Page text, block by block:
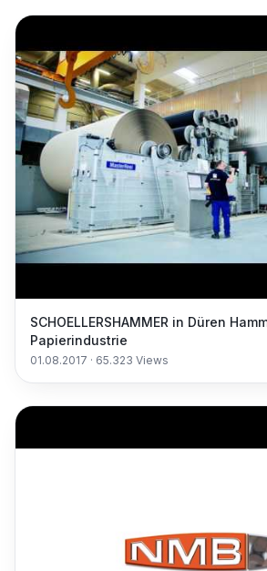
SCHOELLERSHAMMER in Düren
Papierindustrie
01.08.2017 · 65.323 Views